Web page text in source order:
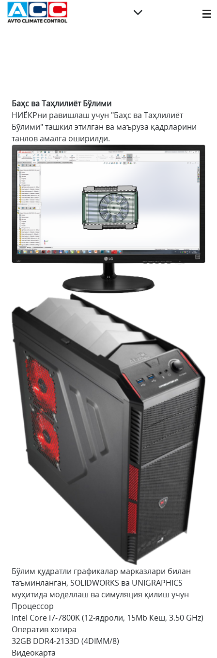
Баҳс ва Таҳлилиёт Бўлими
НИЁКРни равишлаш учун "Баҳс ва Таҳлилиёт
Бўлими" ташкил этилган ва маъруза қадрларини
танлов амалга оширилди.
Бўлим қудратли графикалар марказлари билан
таъминланган, SOLIDWORKS ва UNIGRAPHICS
муҳитида моделлаш ва симуляция қилиш учун
Процессор
Intel Core i7-7800K (12-ядроли, 15Mb Кеш, 3.50 GHz)
Оператив хотира
32GB DDR4-2133D (4DIMM/8)
Видеокарта